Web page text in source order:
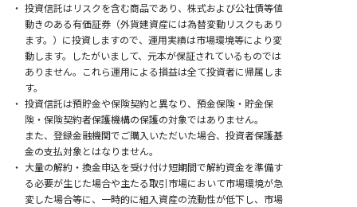
投資信託はリスクを含む商品であり、株式および公社債等値
動きのある有価証券（外貨建資産には為替変動リスクもあり
ます。）に投資しますので、運用実績は市場環境等により変
動します。
したがいまして、元本が保証されているものでは
ありません。 これら運用による損益は全て投資者に帰属しま
す。
投資信託は預貯金や保険契約と異なり、預金保険・貯金保
険・保険契約者保護機構の保護の対象ではありません。
また、登録金融機関でご購入いただいた場合、投資者保護基
金の支払対象とはなりません。
大量の解約・換金申込を受け付け短期間で解約資金を準備す
る必要が生じた場合や主たる取引市場において市場環境が急
変した場合等に、一時的に組入資産の流動性が低下し、 市場